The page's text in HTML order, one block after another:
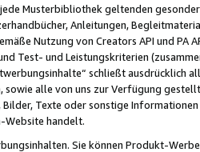
Musterbibliothek geltenden
Anleitungen,
Nutzung von Creators API und PA
Test- und Leistungskriterien
schließt ausdrücklich
sowie alle von uns zur Verfügung
Texte oder sonstige
Website handelt.
Sie können Produkt-